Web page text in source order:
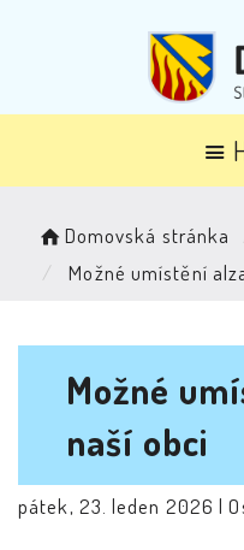
Domovská stránka
Možné umístění
Možné
naší obci
pátek, 23. leden 2026 |